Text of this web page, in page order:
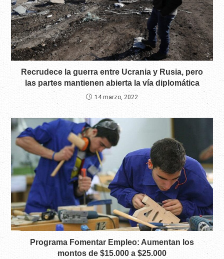
Recrudece la guerra entre Ucrania y Rusia, pero
las partes mantienen abierta la vía diplomática
14 marzo, 2022
Programa Fomentar Empleo: Aumentan los
montos de $15.000 a $25.000